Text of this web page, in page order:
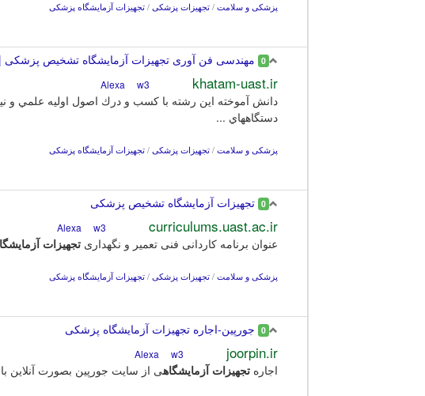
پزشکی و سلامت / تجهیزات پزشکی / تجهیزات آزمایشگاه پزشکی
0 مهندسی فن آوری تجهیزات آزمایشگاه تشخیص
khatam-uast.ir
w3
دانش آموخته اين رشته با كسب و درك اصول اوليه علمي و
دستگاههاي ...
پزشکی و سلامت / تجهیزات پزشکی / تجهیزات آزمایشگاه پزشکی
0 تجهیزات آزمایشگاه تشخیص پزشکی
curriculums.uast.ac.ir
w3
عنوان برنامه کاردانی فنی تعمیر و نگهداری تجهیزات
پزشکی و سلامت / تجهیزات پزشکی / تجهیزات آزمایشگاه پزشکی
0 جورپین-اجاره تجهیزات آزمایشگاه پزشکی
joorpin.ir
w3
اجاره تجهیزات آزمایشگاهی از سایت جورپین بصورت آنلاین